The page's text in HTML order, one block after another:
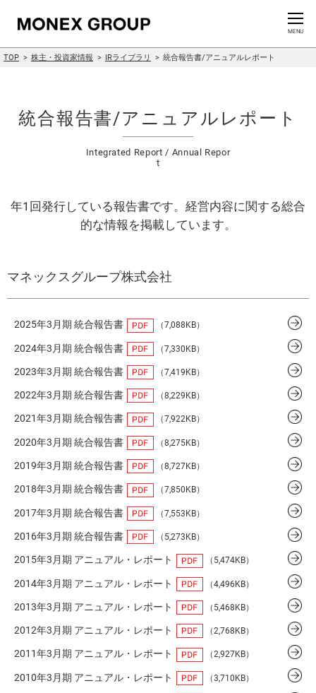
CLOSE
MENU
TOP 株主・投資家情報 IRライブラリ 統合報告書/アニュアルレポート
統合報告書/アニュアルレポート
Integrated Report / Annual Repor
t
年1回発行している報告書です。経営内容に関する総合
的な情報を掲載しています。
マネックスグループ株式会社
2025年3月期 統合報告書 （7,088KB）
2024年3月期 統合報告書 （7,330KB）
2023年3月期 統合報告書 （7,419KB）
2022年3月期 統合報告書 （8,229KB）
2021年3月期 統合報告書 （7,922KB）
2020年3月期 統合報告書 （8,275KB）
2019年3月期 統合報告書 （8,727KB）
2018年3月期 統合報告書 （7,850KB）
2017年3月期 統合報告書 （7,553KB）
2016年3月期 統合報告書 （5,273KB）
2015年3月期 アニュアル・レポート （5,474KB）
2014年3月期 アニュアル・レポート （4,496KB）
2013年3月期 アニュアル・レポート （5,468KB）
2012年3月期 アニュアル・レポート （2,768KB）
2011年3月期 アニュアル・レポート （2,927KB）
2010年3月期 アニュアル・レポート （3,710KB）
サステナビリティ情報
お問い合わせ